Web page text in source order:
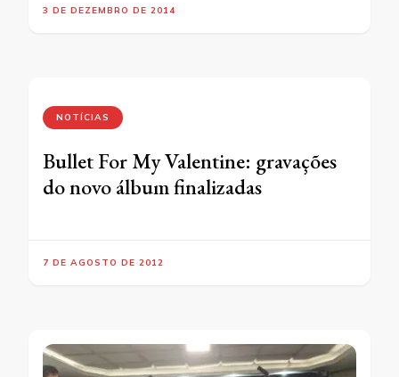
3 DE DEZEMBRO DE 2014
NOTÍCIAS
Bullet For My Valentine: gravações
do novo álbum finalizadas
7 DE AGOSTO DE 2012